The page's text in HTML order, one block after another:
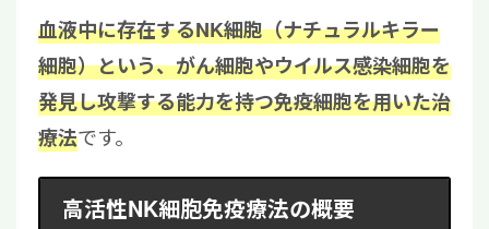
血液中に存在するNK細胞（ナチュラルキラー
細胞）という、がん細胞やウイルス感染細胞を
発見し攻撃する能力を持つ免疫細胞を用いた治
療法です。
高活性NK細胞免疫療法の概要